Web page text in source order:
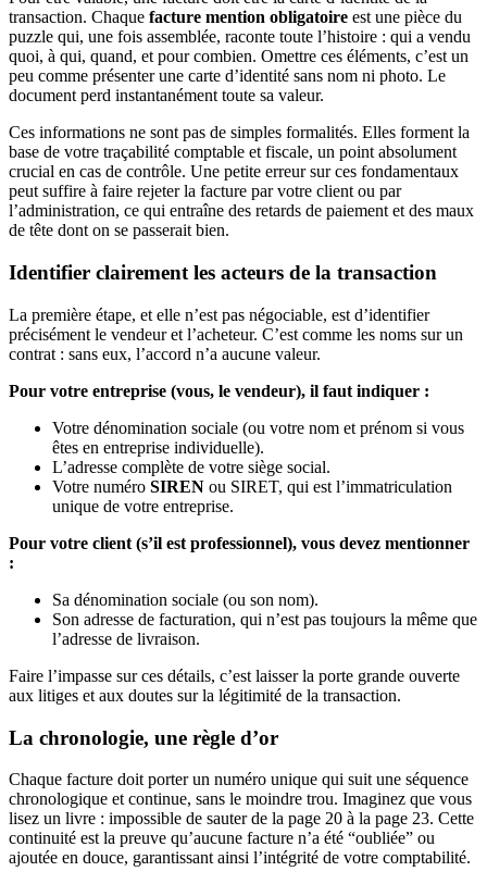
transaction. Chaque facture mention obligatoire est une pièce du
puzzle qui, une fois assemblée, raconte toute l’histoire : qui a vendu
quoi, à qui, quand, et pour combien. Omettre ces éléments, c’est un
peu comme présenter une carte d’identité sans nom ni photo. Le
document perd instantanément toute sa valeur.
Ces informations ne sont pas de simples formalités. Elles forment la
base de votre traçabilité comptable et fiscale, un point absolument
crucial en cas de contrôle. Une petite erreur sur ces fondamentaux
peut suffire à faire rejeter la facture par votre client ou par
l’administration, ce qui entraîne des retards de paiement et des maux
de tête dont on se passerait bien.
Identifier clairement les acteurs de la transaction
La première étape, et elle n’est pas négociable, est d’identifier
précisément le vendeur et l’acheteur. C’est comme les noms sur un
contrat : sans eux, l’accord n’a aucune valeur.
Pour votre entreprise (vous, le vendeur), il faut indiquer :
Votre dénomination sociale (ou votre nom et prénom si vous
êtes en entreprise individuelle).
L’adresse complète de votre siège social.
Votre numéro SIREN ou SIRET, qui est l’immatriculation
unique de votre entreprise.
Pour votre client (s’il est professionnel), vous devez mentionner
:
Sa dénomination sociale (ou son nom).
Son adresse de facturation, qui n’est pas toujours la même que
l’adresse de livraison.
Faire l’impasse sur ces détails, c’est laisser la porte grande ouverte
aux litiges et aux doutes sur la légitimité de la transaction.
La chronologie, une règle d’or
Chaque facture doit porter un numéro unique qui suit une séquence
chronologique et continue, sans le moindre trou. Imaginez que vous
lisez un livre : impossible de sauter de la page 20 à la page 23. Cette
continuité est la preuve qu’aucune facture n’a été “oubliée” ou
ajoutée en douce, garantissant ainsi l’intégrité de votre comptabilité.